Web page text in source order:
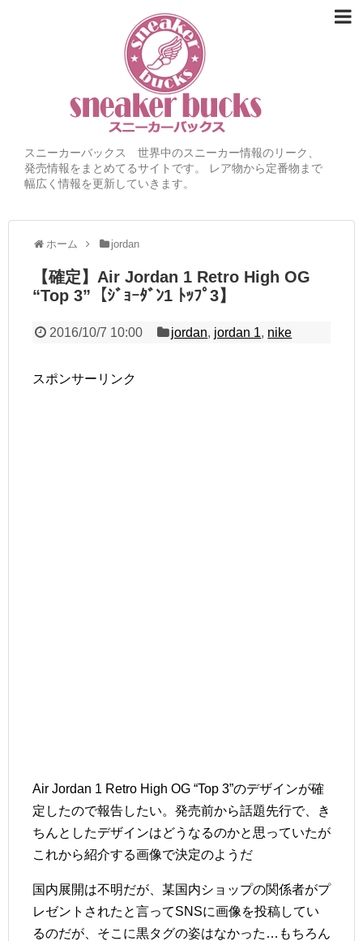
スニーカーバックス 世界中のスニーカー情報のリーク、
発売情報をまとめてるサイトです。 レア物から定番物まで
幅広く情報を更新していきます。
ホーム jordan
【確定】Air Jordan 1 Retro High OG
“Top 3”【ｼﾞｮｰﾀﾞﾝ1 ﾄｯﾌﾟ3】
2016/10/7 10:00 jordan, jordan 1, nike
スポンサーリンク
Air Jordan 1 Retro High OG “Top 3”のデザインが確
定したので報告したい。発売前から話題先行で、き
ちんとしたデザインはどうなるのかと思っていたが
これから紹介する画像で決定のようだ
国内展開は不明だが、某国内ショップの関係者がプ
レゼントされたと言ってSNSに画像を投稿してい
るのだが、そこに黒タグの姿はなかった…もちろん